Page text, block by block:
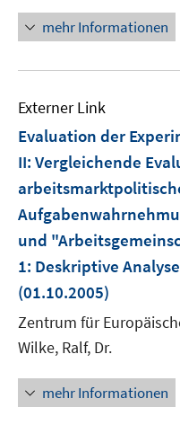
mehr Informationen
Externer Link
Evaluation der
II: Vergleichende
und
1: Deskriptive
(01.10.2005)
Zentrum für
Wilke, Ralf, Dr.
mehr Informationen